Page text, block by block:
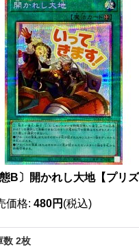
態B〕開かれし大地【プリ
価格: 480円 (税込)
数 2枚